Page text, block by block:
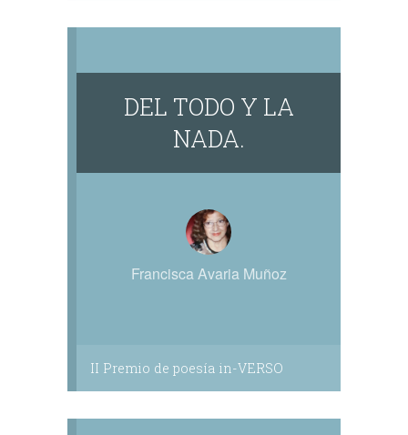
DEL TODO Y LA
NADA.
Francisca Avaria Muñoz
II Premio de poesía in-VERSO